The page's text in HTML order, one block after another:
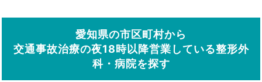
愛知県の市区町村から
交通事故治療の夜18時以降営業している整形外
科・病院を探す